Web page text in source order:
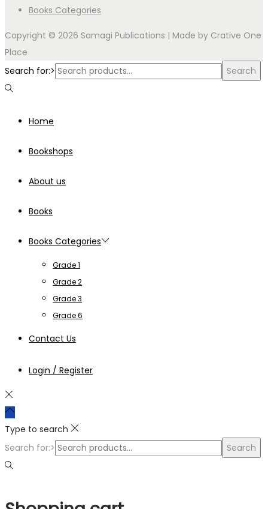
Books Categories
Copyright © 2026 Samagi Publications | Made by Crative One
Place
Search for:>
Search
Home
Bookshops
About us
Books
Books Categories
Grade 1
Grade 2
Grade 3
Grade 6
Contact Us
Login / Register
Type to search
Search for:>
Search